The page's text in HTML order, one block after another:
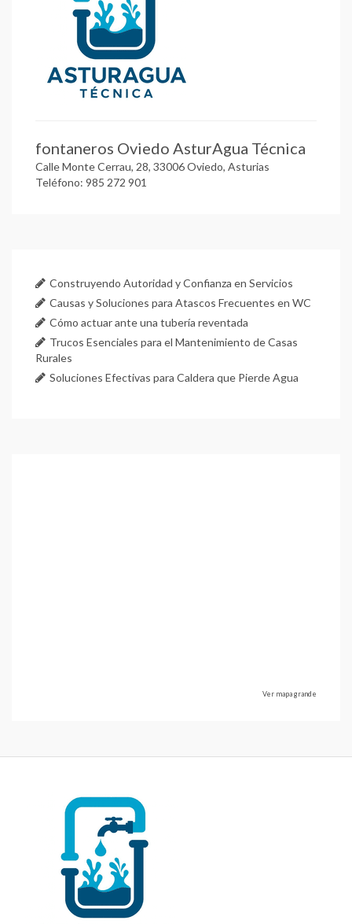
fontaneros Oviedo AsturAgua Técnica
Calle Monte Cerrau, 28, 33006 Oviedo, Asturias
Teléfono: 985 272 901
Construyendo Autoridad y Confianza en Servicios
Causas y Soluciones para Atascos Frecuentes en WC
Cómo actuar ante una tubería reventada
Trucos Esenciales para el Mantenimiento de Casas
Rurales
Soluciones Efectivas para Caldera que Pierde Agua
Ver mapa grande